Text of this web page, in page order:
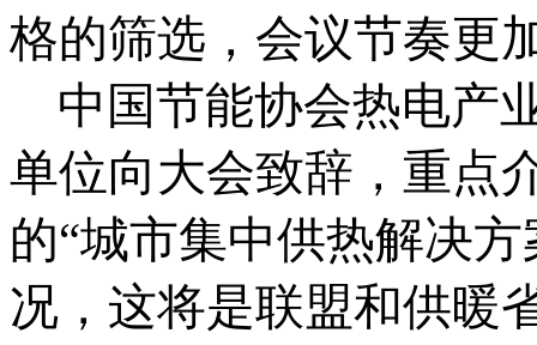
格的筛选，会议节奏更
中国节能协会热电产
单位向大会致辞，重点
的“城市集中供热解决
况，这将是联盟和供暖